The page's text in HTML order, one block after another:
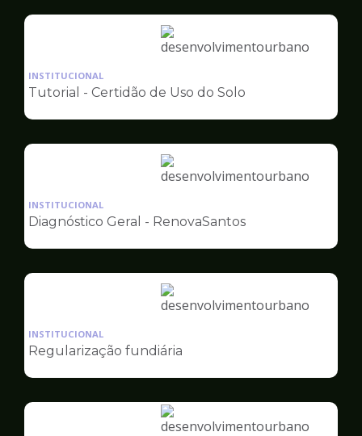
Ilustração
pagina
Desenvolvimento
Urbano
INSTITUCIONAL
Tutorial - Certidão de Uso do Solo
Ilustração
pagina
Desenvolvimento
Urbano
INSTITUCIONAL
Diagnóstico Geral - RenovaSantos
Ilustração
pagina
Desenvolvimento
Urbano
INSTITUCIONAL
Regularização fundiária